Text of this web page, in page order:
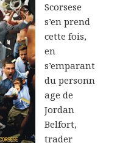
Scorsese
s’en prend
cette fois,
en
s’emparant
du personn
age de
Jordan
Belfort,
trader